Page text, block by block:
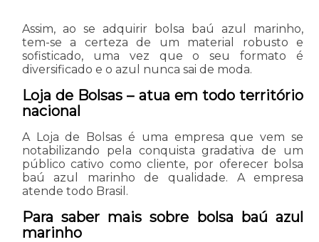
Assim, ao se adquirir bolsa baú azul marinho,
tem-se a certeza de um material robusto e
sofisticado, uma vez que o seu formato é
diversificado e o azul nunca sai de moda.
Loja de Bolsas – atua em todo território
nacional
A Loja de Bolsas é uma empresa que vem se
notabilizando pela conquista gradativa de um
público cativo como cliente, por oferecer bolsa
baú azul marinho de qualidade. A empresa
atende todo Brasil.
Para saber mais sobre bolsa baú azul
marinho